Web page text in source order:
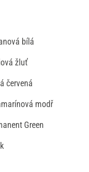
bílá
žluť
červená
modř
Green